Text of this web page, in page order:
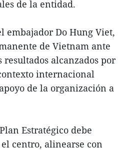
de la entidad.
embajador Do Hung Viet,
de Vietnam ante
resultados alcanzados por
internacional
de la organización a
Estratégico debe
centro, alinearse con